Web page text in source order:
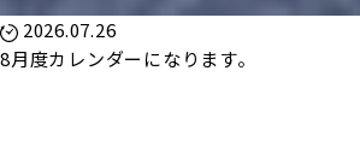
2026.07.26
8月度カレンダーになります。